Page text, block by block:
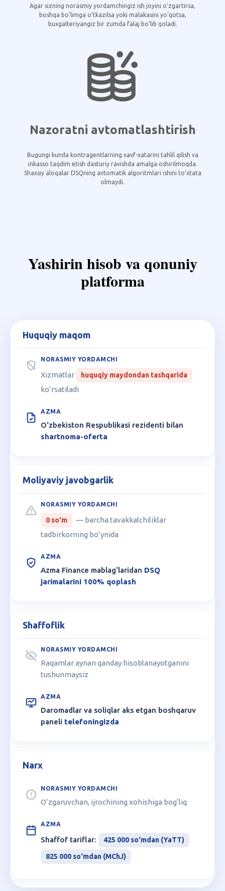
Agar sizning norasmiy yordamchingiz ish joyini o‘zgartirsa,
boshqa bo‘limga o‘tkazilsa yoki malakasini yo‘qotsa,
buxgalteriyangiz bir zumda falaj bo‘lib qoladi.
Nazoratni avtomatlashtirish
Bugungi kunda kontragentlarning xavf-xatarini tahlil qilish va
inkasso taqdim etish dasturiy ravishda amalga oshirilmoqda.
Shaxsiy aloqalar DSQning avtomatik algoritmlari ishini to‘xtata
olmaydi.
Yashirin hisob va qonuniy
platforma
Mezon
Norasmiy
yordamchi
platformasi
Huquqiy maqom
Xizmatlar huquqiy maydondan tashqarida
ko‘rsatiladi
O‘zbekiston Respublikasi rezidenti bilan
shartnoma-oferta
Moliyaviy javobgarlik
0 so‘m
— barcha tavakkalchiliklar
tadbirkorning bo‘ynida
Azma Finance mablag‘laridan DSQ
jarimalarini 100% qoplash
Shaffoflik
Raqamlar aynan qanday hisoblanayotganini
tushunmaysiz
Daromadlar va soliqlar aks etgan boshqaruv
paneli telefoningizda
Narx
O‘zgaruvchan, ijrochining xohishiga bog‘liq
Shaffof tariflar: 425 000 so‘mdan (YaTT)
825 000 so‘mdan (MChJ)